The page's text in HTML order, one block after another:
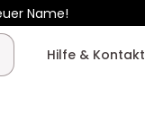
Name!
01t
Hilfe & Kontakt